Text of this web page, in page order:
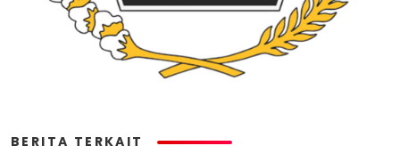
BERITA TERKAIT